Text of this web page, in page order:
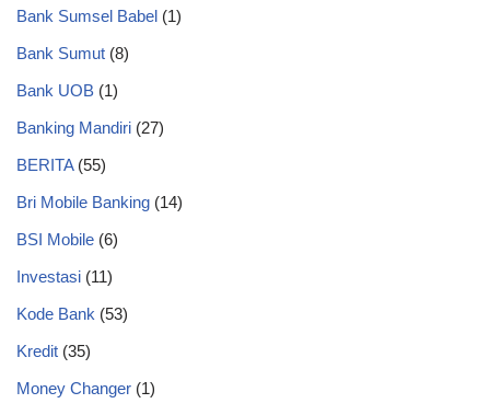
Bank Sumsel Babel (1)
Bank Sumut (8)
Bank UOB (1)
Banking Mandiri (27)
BERITA(55)
Bri Mobile Banking (14)
BSI Mobile (6)
Investasi (11)
Kode Bank (53)
Kredit (35)
Money Changer (1)